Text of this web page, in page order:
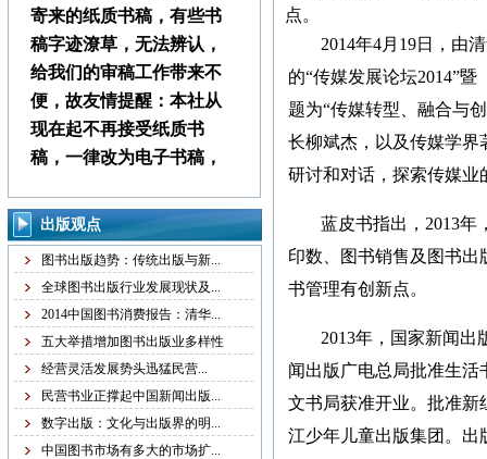
寄来的纸质书稿，有些书
稿字迹潦草，无法辨认，
给我们的审稿工作带来不
便，故友情提醒：本社从
现在起不再接受纸质书
稿，一律改为电子书稿，
zggjwycbs@163.com,请大
家周知。
本社经常接到中国大
陆、台湾、马来西亚、澳
门、新加坡及本港等国
家、地区的一些老年作者
寄来的纸质书稿，有些书
稿字迹潦草，无法辨认，
出版观点
图书出版趋势：传统出版与新...
全球图书出版行业发展现状及...
2014中国图书消费报告：清华...
五大举措增加图书出版业多样性
经营灵活发展势头迅猛民营...
民营书业正撑起中国新闻出版...
数字出版：文化与出版界的明...
中国图书市场有多大的市场扩...
点。
2014年4月19日，由
的“传媒发展论坛2014”
题为“传媒转型、融合与
长柳斌杰，以及传媒学界
研讨和对话，探索传媒业
蓝皮书指出，2013年
印数、图书销售及图书
书管理有创新点。
2013年，国家新闻出
闻出版广电总局批准生
文书局获准开业。批准新
江少年儿童出版集团。出